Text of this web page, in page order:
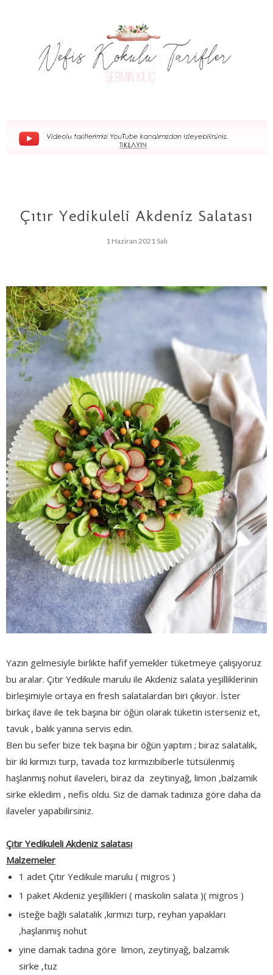
Çıtır Yedikuleli Akdeniz Salatası
1 Haziran 2021 Salı
Yazın gelmesiyle birlikte hafif yemekler tüketmeye çalışıyoruz
bu aralar. Çıtır Yedikule marulu ile Akdeniz salata yeşilliklerinin
birleşimiyle ortaya en fresh salatalardan biri çıkıyor. İster
birkaç ilave ile tek başına bir öğün olarak tüketin isterseniz et,
tavuk , balık yanına servis edin.
Ben bu sefer bize tek başına bir öğün yaptım ; biraz salatalık,
bir iki kırmızı turp, tavada toz kırmızıbiberle tütsülenmiş
haşlanmış nohut ilaveleri, biraz da zeytinyağ, limon ,balzamik
sirke ekledim , nefis oldu. Siz de damak tadınıza göre daha da
ilaveler yapabilirsiniz.
Çıtır Yedikuleli Akdeniz salatası
Malzemeler
1 adet Çıtır Yedikule marulu ( migros )
1 paket Akdeniz yeşillikleri ( maskolin salata )( migros )
isteğe bağlı salatalık ,kırmızı turp, reyhan yapakları
,haşlanmış nohut
yine damak tadına göre limon, zeytinyağ, balzamik
sirke ,tuz